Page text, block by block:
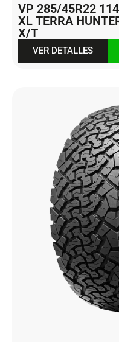
VP 285/45R22
XL TERRA
X/T
VER DETALLES